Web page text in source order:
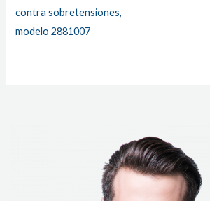
contra sobretensiones,
modelo 2881007